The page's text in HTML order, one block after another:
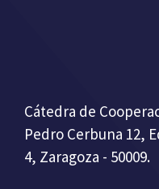
Cátedra de
Pedro Cerbuna 12,
4, Zaragoza - 50009.